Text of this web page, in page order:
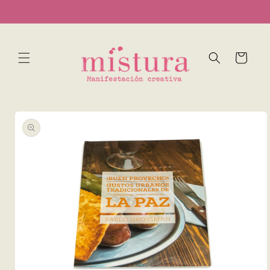
al contenido
Carrito
directamente
información